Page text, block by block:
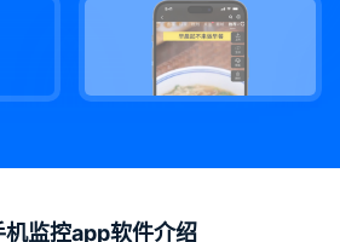
机监控app软件介绍